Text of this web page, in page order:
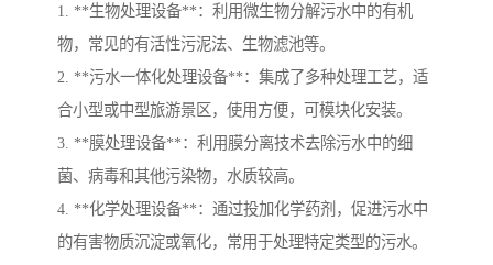
1. **生物处理设备**：利用微生物分解污水中的有机
物，常见的有活性污泥法、生物滤池等。
2. **污水一体化处理设备**：集成了多种处理工艺，适
合小型或中型旅游景区，使用方便，可模块化安装。
3. **膜处理设备**：利用膜分离技术去除污水中的细
菌、病毒和其他污染物，水质较高。
4. **化学处理设备**：通过投加化学药剂，促进污水中
的有害物质沉淀或氧化，常用于处理特定类型的污水。